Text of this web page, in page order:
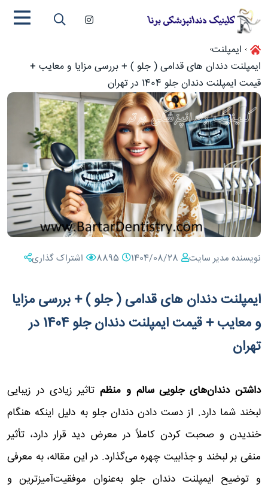
ایمپلنت
ایمپلنت دندان های قدامی ( جلو ) + بررسی مزایا و معایب +
قیمت ایمپلنت دندان جلو 1404 در تهران
نویسنده مدیر سایت 1404/08/28
8895 اشتراک گذاری
ایمپلنت دندان های قدامی ( جلو ) + بررسی مزایا
و معایب + قیمت ایمپلنت دندان جلو 1404 در
تهران
داشتن دندان‌های جلویی سالم و منظم تاثیر زیادی در زیبایی
لبخند شما دارد. از دست دادن دندان جلو به دلیل اینکه هنگام
خندیدن و صحبت کردن کاملاً در معرض دید قرار دارد، تأثیر
منفی بر لبخند و جذابیت چهره می‌گذارد. در این مقاله، به معرفی
و توضیح ایمپلنت دندان جلو به‌عنوان موفقیت‌آمیزترین و